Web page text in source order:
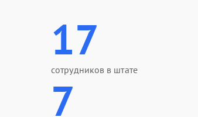
17
сотрудников в штате
7